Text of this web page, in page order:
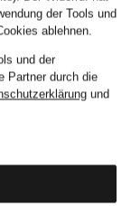
der Tools und
ablehnen.
und der
Partner durch die
und